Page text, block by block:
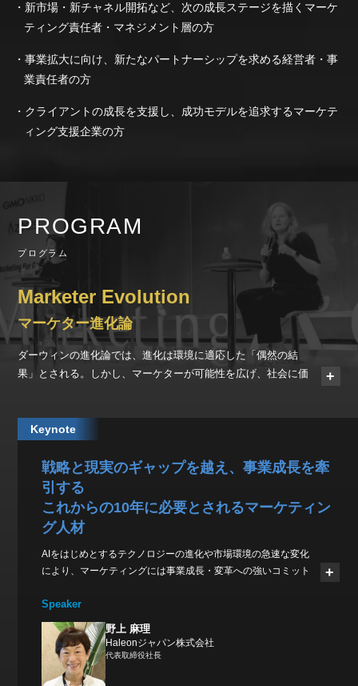
・新市場・新チャネル開拓など、次の成長ステージを描くマーケ
ティング責任者・マネジメント層の方
・事業拡大に向け、新たなパートナーシップを求める経営者・事
業責任者の方
・クライアントの成長を支援し、成功モデルを追求するマーケテ
ィング支援企業の方
PROGRAM
プログラム
Marketer Evolution
マーケター進化論
ダーウィンの進化論では、進化は環境に適応した「偶然の結
果」とされる。しかし、マーケターが可能性を広げ、社会に価
す。時代が変わってもマーケティングの本質は変わらない。
次々に登場するテクノロジーもこの本質を実現するためのもの
だ。マーケターは新たな知識やスキルを身につけ、自らを更新
し続ける必要がある。
10回目を迎えるマーケティングアジェンダは「マーケター進化
論」を掲げる。事業成長や社会変革に必要な存在になるため
Keynote
戦略と現実のギャップを越え、事業成長を牽
引する
これからの10年に必要とされるマーケティン
グ人材
AIをはじめとするテクノロジーの進化や市場環境の急速な変化
により、マーケティングには事業成長・変革への強いコミット
よって高度な予測や精緻なプランニングが可能になった現在で
も、机上で描かれる戦略と現実のマーケットとの間には埋める
べきギャップが存在します。重要なのは、優れた戦略を描くだ
けではなく、それを現場や市場のリアリティと接続しながら、
現実のビジネスを推進していくことです。
Speaker
野上 麻理
Haleonジャパン株式会社
代表取締役社長